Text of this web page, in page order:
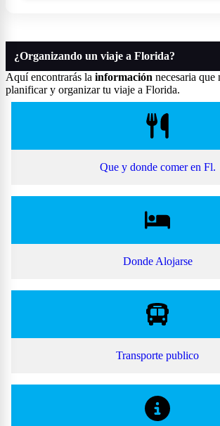
¿Organizando un viaje a Florida?
Aquí encontrarás la información necesaria que
planificar y organizar tu viaje a Florida.
Que y donde comer en Fl.
Donde Alojarse
Transporte publico